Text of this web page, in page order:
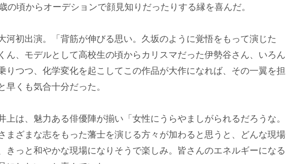
の頃からオーデションで顔見知りだったりする縁を喜んだ。
河初出演。「背筋が伸びる思い。久坂のように覚悟をもって演じた
ん、モデルとして高校生の頃からカリスマだった伊勢谷さん、いろん
りつつ、化学変化を起こしてこの作品が大作になれば、その一翼を担
早くも気合十分だった。
は、魅力ある俳優陣が揃い「女性にうらやましがられるだろうな。
まざまな志をもった藩士を演じる方々が加わると思うと、どんな現場
きっと和やかな現場になりそうで楽しみ。皆さんのエネルギーになる